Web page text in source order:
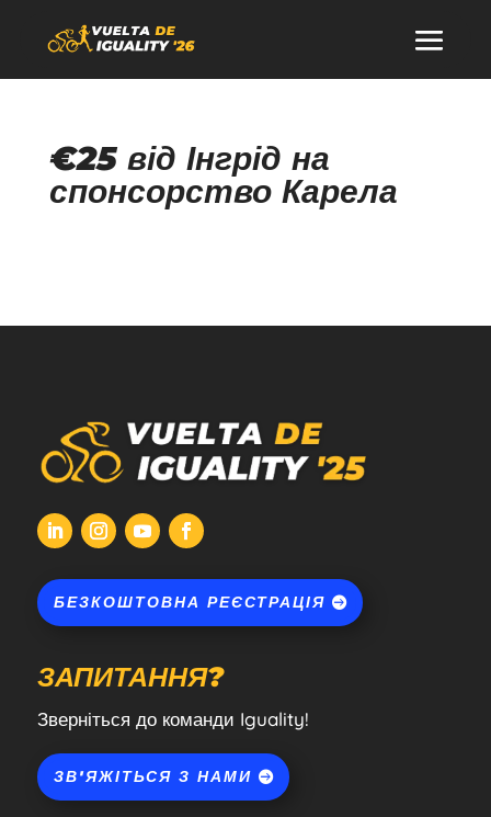
€25 від Інгрід на
спонсорство Карела
БЕЗКОШТОВНА РЕЄСТРАЦІЯ
ЗАПИТАННЯ?
Зверніться до команди Iguality!
ЗВ'ЯЖІТЬСЯ З НАМИ